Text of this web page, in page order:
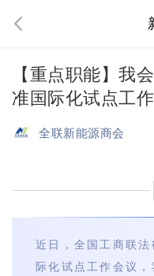
【重点职能】我
准国际化试点工
全联新能源商会
近日，全国工商联
际化试点工作会议